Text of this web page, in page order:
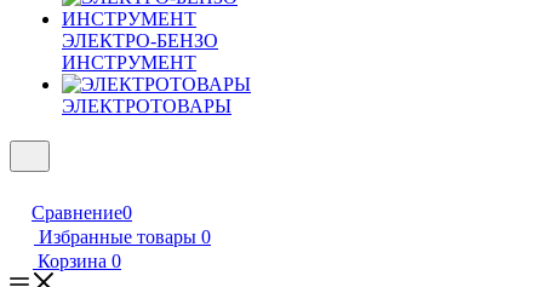
ЭЛЕКТРО-БЕНЗО
ИНСТРУМЕНТ
ЭЛЕКТРОТОВАРЫ
Сравнение0
Избранные товары 0
Корзина 0